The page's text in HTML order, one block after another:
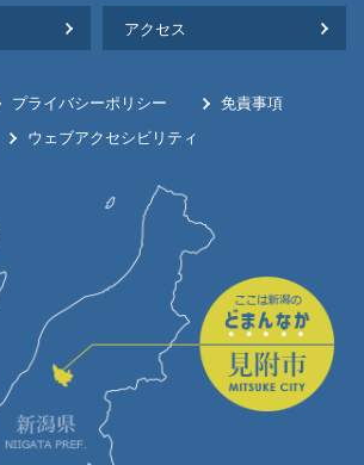
アクセス
プライバシーポリシー
免責事項
ウェブアクセシビリティ